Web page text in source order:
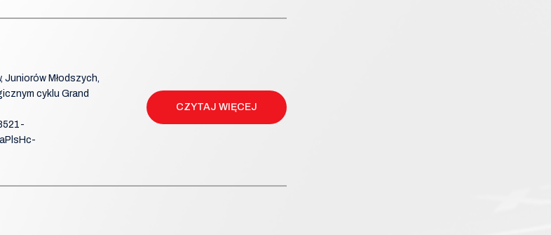
Juniorów Młodszych,
cyklu Grand
CZYTAJ WIĘCEJ